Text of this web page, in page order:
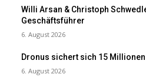
Willi Arsan & Christoph
Geschäftsführer
6. August 2026
Dronus sichert sich 15
6. August 2026